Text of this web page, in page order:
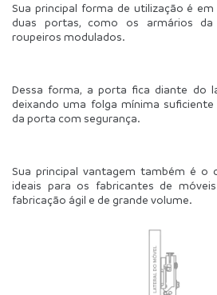
Sua principal forma de utilização é
duas portas, como os armários
roupeiros modulados.
Dessa forma, a porta fica diante do
deixando uma folga mínima
da porta com segurança.
Sua principal vantagem também é o
ideais para os fabricantes de
fabricação ágil e de grande volume.